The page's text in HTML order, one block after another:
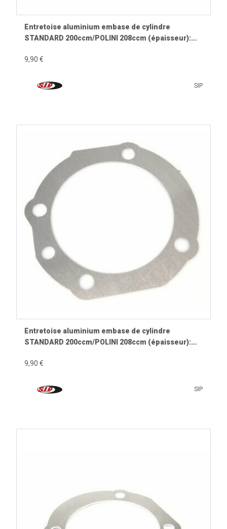
Entretoise aluminium embase de cylindre
STANDARD 200ccm/POLINI 208ccm (épaisseur):
9,90 €
SIP
Entretoise aluminium embase de cylindre
STANDARD 200ccm/POLINI 208ccm (épaisseur):
9,90 €
SIP